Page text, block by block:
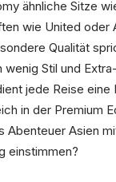
ähnliche Sitze
wie United oder
Qualität
wenig Stil und
jede Reise eine
in der Premium
Abenteuer Asien
einstimmen?